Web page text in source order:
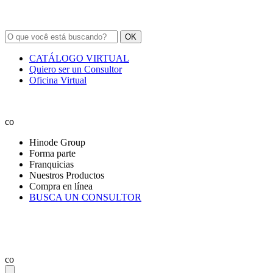
OK
CATÁLOGO VIRTUAL
Quiero ser un Consultor
Oficina Virtual
co
Hinode Group
Forma parte
Franquicias
Nuestros Productos
Compra en línea
BUSCA UN CONSULTOR
co